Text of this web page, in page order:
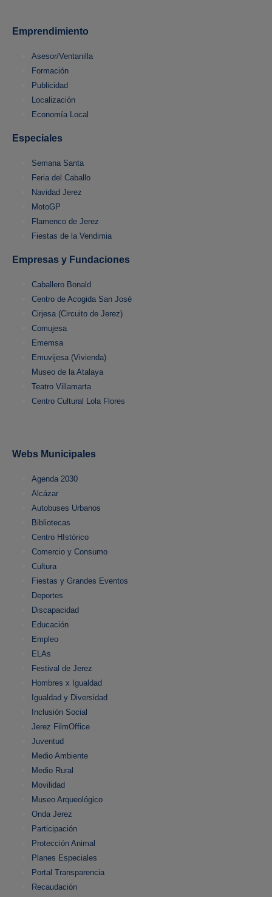
Emprendimiento
Asesor/Ventanilla
Formación
Publicidad
Localización
Economía Local
Especiales
Semana Santa
Feria del Caballo
Navidad Jerez
MotoGP
Flamenco de Jerez
Fiestas de la Vendimia
Empresas y Fundaciones
Caballero Bonald
Centro de Acogida San José
Cirjesa (Circuito de Jerez)
Comujesa
Ememsa
Emuvijesa (Vivienda)
Museo de la Atalaya
Teatro Villamarta
Centro Cultural Lola Flores
Webs Municipales
Agenda 2030
Alcázar
Autobuses Urbanos
Bibliotecas
Centro HIstórico
Comercio y Consumo
Cultura
Fiestas y Grandes Eventos
Deportes
Discapacidad
Educación
Empleo
ELAs
Festival de Jerez
Hombres x Igualdad
Igualdad y Diversidad
Inclusión Social
Jerez FilmOffice
Juventud
Medio Ambiente
Medio Rural
Movilidad
Museo Arqueológico
Onda Jerez
Participación
Protección Animal
Planes Especiales
Portal Transparencia
Recaudación